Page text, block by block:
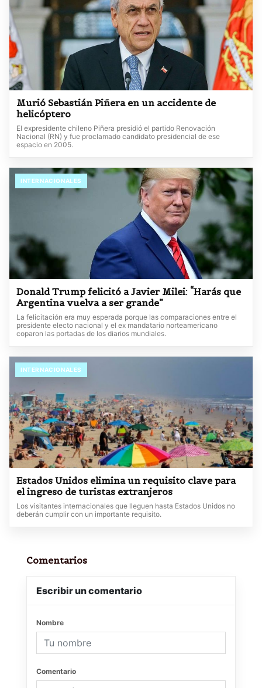
Murió Sebastián Piñera en un accidente de
helicóptero
El expresidente chileno Piñera presidió el partido Renovación
Nacional (RN) y fue proclamado candidato presidencial de ese
espacio en 2005.
INTERNACIONALES
Donald Trump felicitó a Javier Milei: “Harás que
Argentina vuelva a ser grande”
La felicitación era muy esperada porque las comparaciones entre el
presidente electo nacional y el ex mandatario norteamericano
coparon las portadas de los diarios mundiales.
INTERNACIONALES
Estados Unidos elimina un requisito clave para
el ingreso de turistas extranjeros
Los visitantes internacionales que lleguen hasta Estados Unidos no
deberán cumplir con un importante requisito.
Comentarios
Escribir un comentario
Nombre
Comentario